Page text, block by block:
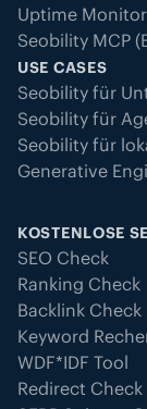
Uptime
Seobility MCP
USE CASES
Seobility für
Seobility für
Seobility für
Generative
KOSTENLOSE
SEO Check
Ranking Check
Backlink Check
Keyword
WDF*IDF Tool
Redirect Check